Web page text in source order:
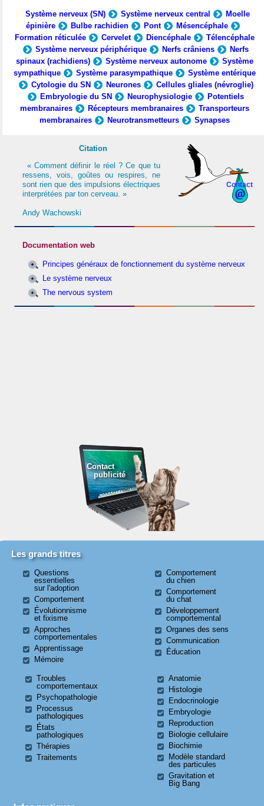
Système nerveux (SN) Système nerveux central
Moelle
épinière
Bulbe rachidien Pont
Mésencéphale
Formation réticulée
Cervelet Diencéphale
Télencéphale
Système nerveux périphérique
Nerfs crâniens
Nerfs
spinaux (rachidiens)
Système nerveux autonome
Système
sympathique
Système parasympathique
Système entérique
Cytologie du SN
Neurones
Cellules gliales (névroglie)
Embryologie du SN
Neurophysiologie
Potentiels
membranaires
Récepteurs membranaires
Transporteurs
membranaires
Neurotransmetteurs Synapses
Contact
Citation
« Comment définir le réel ? Ce que tu
ressens, vois, goûtes ou respires, ne
sont rien que des impulsions électriques
interprétées par ton cerveau. »
Andy Wachowski
Documentation web
Principes généraux de fonctionnement du système nerveux
Le système nerveux
The nervous system
Contact
publicité
Les grands titres
Questions
essentielles
sur l'adoption
Comportement
Évolutionnisme
et fixisme
Approches
comportementales
Apprentissage
Mémoire
Comportement
du chien
Comportement
du chat
Développement
comportemental
Organes des sens
Communication
Éducation
Troubles
comportementaux
Psychopathologie
Processus
pathologiques
États
pathologiques
Thérapies
Traitements
Anatomie
Histologie
Endocrinologie
Embryologie
Reproduction
Biologie cellulaire
Biochimie
Modèle standard
des particules
Gravitation et
Big Bang